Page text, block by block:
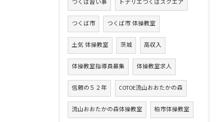
つくば習い事 トナリエつくばスクエア
つくば市 つくば市 体操教室
土気 体操教室 茨城 高収入
体操教室指導員募集 体操教室求人
信頼の５２年 COTOE流山おおたかの森
流山おおたかの森体操教室 柏市体操教室